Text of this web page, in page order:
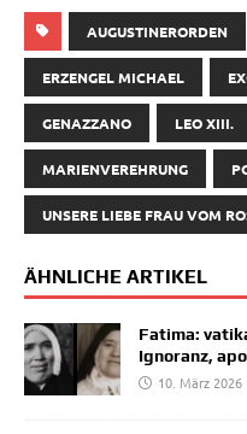
AUGUSTINERORDEN
ERZENGEL MICHAEL
GENAZZANO LEO XIII.
MARIENVEREHRUNG
UNSERE LIEBE FRAU VOM
ÄHNLICHE ARTIKEL
Fatima:
Ignoranz,
10. März 2026